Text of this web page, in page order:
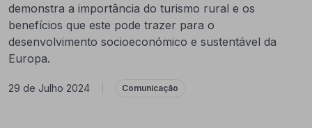
demonstra a importância do turismo rural e os
benefícios que este pode trazer para o
desenvolvimento socioeconómico e sustentável da
Europa.
29 de Julho 2024 Comunicação